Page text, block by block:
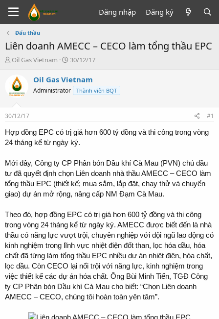
Đăng nhập Đăng ký
Đấu thầu
Liên doanh AMECC – CECO làm tổng thầu EPC
T
e
a
s
t
a
r
t
r
Oil Gas Vietnam
N
à
g
30/12/17
Oil Gas Vietnam
Administrator Thành viên BQT
30/12/17
#1
Hợp đồng EPC có trị giá hơn 600 tỷ đồng và thi công trong vòng
24 tháng kể từ ngày ký.
Mới đây, Công ty CP Phân bón Dầu khí Cà Mau (PVN) chủ đầu
tư đã quyết định chọn Liên doanh nhà thầu AMECC – CECO làm
tổng thầu EPC (thiết kế; mua sắm, lắp đặt, chạy thử và chuyển
giao) dự án mở rộng, nâng cấp NM Đạm Cà Mau.
Theo đó, hợp đồng EPC có trị giá hơn 600 tỷ đồng và thi công
trong vòng 24 tháng kể từ ngày ký. AMECC được biết đến là nhà
thầu có năng lực vượt trội, chuyên nghiệp với đội ngũ lao động có
kinh nghiệm trong lĩnh vực nhiệt điện đốt than, lọc hóa dầu, hóa
chất đã từng làm tổng thầu EPC nhiều dự án nhiệt điện, hóa chất,
lọc dầu. Còn CECO lại nổi trội với năng lực, kinh nghiệm trong
việc thiết kế các dự án hóa chất. Ông Bùi Minh Tiến, TGĐ Công
ty CP Phân bón Dầu khí Cà Mau cho biết: “Chọn Liên doanh
AMECC – CECO, chúng tôi hoàn toàn yên tâm”.